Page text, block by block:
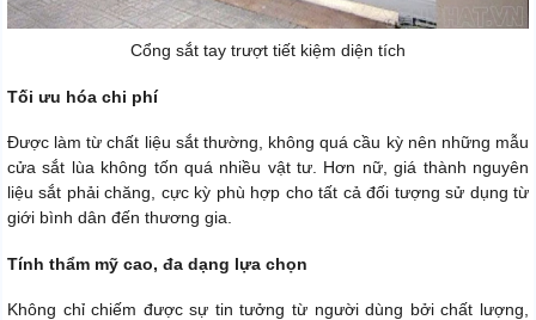
Cổng sắt tay trượt tiết kiệm diện tích
Tối ưu hóa chi phí
Được làm từ chất liệu sắt thường, không quá cầu kỳ nên những mẫu
cửa sắt lùa không tốn quá nhiều vật tư. Hơn nữ, giá thành nguyên
liệu sắt phải chăng, cực kỳ phù hợp cho tất cả đối tượng sử dụng từ
giới bình dân đến thương gia.
Tính thẩm mỹ cao, đa dạng lựa chọn
Không chỉ chiếm được sự tin tưởng từ người dùng bởi chất lượng,